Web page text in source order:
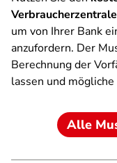
um von Ihrer Bank
anzufordern. Der
Berechnung der
lassen und
Alle